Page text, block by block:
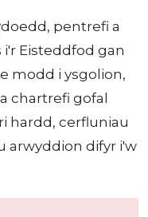
pentrefi a
Eisteddfod gan
modd i ysgolion,
chartrefi gofal
hardd, cerfluniau
arwyddion difyr i'w